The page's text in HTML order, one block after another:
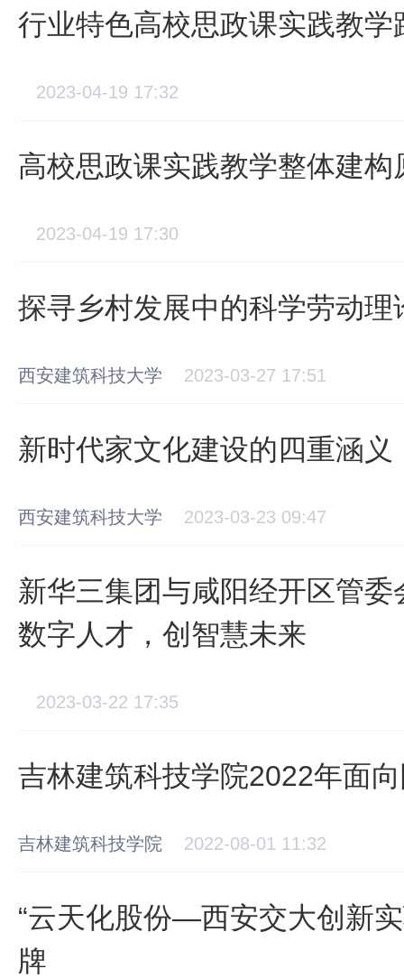
行业特色高校思政课实践教学
2023-04-19 17:32
高校思政课实践教学整体建构
2023-04-19 17:30
探寻乡村发展中的科学劳动理
西安建筑科技大学 2023-03-27 17:51
新时代家文化建设的四重涵义
西安建筑科技大学 2023-03-23 09:47
新华三集团与咸阳经开区管
数字人才，创智慧未来
2023-03-22 17:35
吉林建筑科技学院2022年面
吉林建筑科技学院 2022-08-01 11:32
“云天化股份—西安交大创新
牌